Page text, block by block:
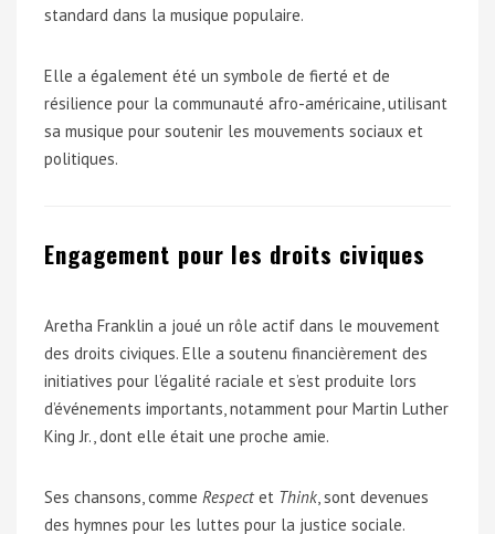
standard dans la musique populaire.
Elle a également été un symbole de fierté et de
résilience pour la communauté afro-américaine, utilisant
sa musique pour soutenir les mouvements sociaux et
politiques.
Engagement pour les droits civiques
Aretha Franklin a joué un rôle actif dans le mouvement
des droits civiques. Elle a soutenu financièrement des
initiatives pour l’égalité raciale et s’est produite lors
d’événements importants, notamment pour Martin Luther
King Jr., dont elle était une proche amie.
Ses chansons, comme Respectet Think, sont devenues
des hymnes pour les luttes pour la justice sociale.